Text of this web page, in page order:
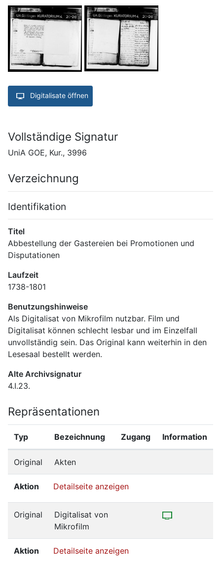
Digitalisate öffnen
Vollständige Signatur
UniA GOE, Kur., 3996
Verzeichnung
Identifikation
Titel
Abbestellung der Gastereien bei Promotionen und
Disputationen
Laufzeit
1738-1801
Benutzungshinweise
Als Digitalisat von Mikrofilm nutzbar. Film und
Digitalisat können schlecht lesbar und im Einzelfall
unvollständig sein. Das Original kann weiterhin in den
Lesesaal bestellt werden.
Alte Archivsignatur
4.I.23.
Repräsentationen
Typ Bezeichnung Zugang Information
Original Akten
Aktion Detailseite anzeigen
Original
Digitalisat von
Mikrofilm
Aktion Detailseite anzeigen